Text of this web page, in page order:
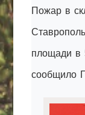
КАК С НАМИ
Пожар в
площади в
сообщило